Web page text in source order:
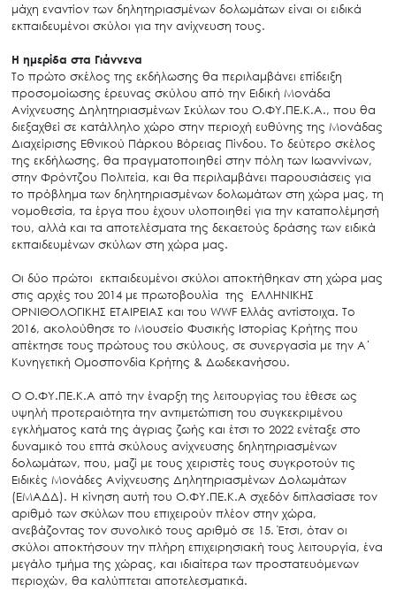
μάχη εναντίον των δηλητηριασμένων δολωμάτων είναι οι ειδικά
εκπαιδευμένοι σκύλοι για την ανίχνευση τους.
Η ημερίδα στα Γιάννενα
Το πρώτο σκέλος της εκδήλωσης θα περιλαμβάνει επίδειξη
προσομοίωσης έρευνας σκύλου από την Ειδική Μονάδα
Ανίχνευσης Δηλητηριασμένων Σκύλων του Ο.ΦΥ.ΠΕ.Κ.Α., που θα
διεξαχθεί σε κατάλληλο χώρο στην περιοχή ευθύνης της Μονάδας
Διαχείρισης Εθνικού Πάρκου Βόρειας Πίνδου. Το δεύτερο σκέλος
της εκδήλωσης, θα πραγματοποιηθεί στην πόλη των Ιωαννίνων,
στην Φρόντζου Πολιτεία, και θα περιλαμβάνει παρουσιάσεις για
το πρόβλημα των δηλητηριασμένων δολωμάτων στη χώρα μας, τη
νομοθεσία, τα έργα που έχουν υλοποιηθεί για την καταπολέμησή
του, αλλά και τα αποτελέσματα της δεκαετούς δράσης των ειδικά
εκπαιδευμένων σκύλων στη χώρα μας.
Οι δύο πρώτοι εκπαιδευμένοι σκύλοι αποκτήθηκαν στη χώρα μας
στις αρχές του 2014 με πρωτοβουλία της ΕΛΛΗΝΙΚΗΣ
ΟΡΝΙΘΟΛΟΓΙΚΗΣ ΕΤΑΙΡΕΙΑΣ και του WWF Ελλάς αντίστοιχα. Το
2016, ακολούθησε το Μουσείο Φυσικής Ιστορίας Κρήτης που
απέκτησε τους πρώτους του σκύλους, σε συνεργασία με την Α΄
Κυνηγετική Ομοσπονδία Κρήτης & Δωδεκανήσου.
Ο Ο.ΦΥ.ΠΕ.Κ.Α από την έναρξη της λειτουργίας του έθεσε ως
υψηλή προτεραιότητα την αντιμετώπιση του συγκεκριμένου
εγκλήματος κατά της άγριας ζωής και έτσι το 2022 ενέταξε στο
δυναμικό του επτά σκύλους ανίχνευσης δηλητηριασμένων
δολωμάτων, που, μαζί με τους χειριστές τους συγκροτούν τις
Ειδικές Μονάδες Ανίχνευσης Δηλητηριασμένων Δολωμάτων
(ΕΜΑΔΔ). Η κίνηση αυτή του Ο.ΦΥ.ΠΕ.Κ.Α σχεδόν διπλασίασε τον
αριθμό των σκύλων που επιχειρούν πλέον στην χώρα,
ανεβάζοντας τον συνολικό τους αριθμό σε 15. Έτσι, όταν οι
σκύλοι αποκτήσουν την πλήρη επιχειρησιακή τους λειτουργία, ένα
μεγάλο τμήμα της χώρας, και ιδιαίτερα των προστατευόμενων
περιοχών, θα καλύπτεται αποτελεσματικά.